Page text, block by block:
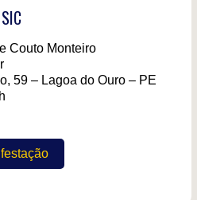
Couto Monteiro
59 – Lagoa do Ouro – PE